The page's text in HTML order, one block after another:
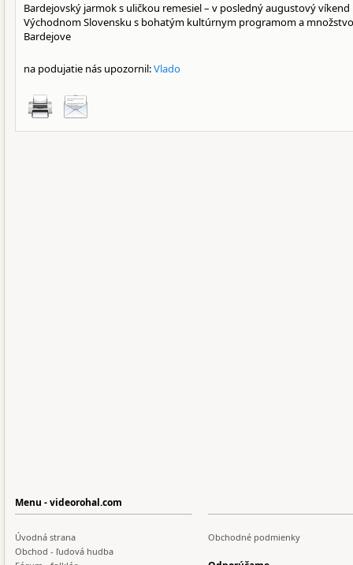
Bardejovský jarmok s uličkou remesiel – v posledný augustový
Východnom Slovensku s bohatým kultúrnym programom a
Bardejove
na podujatie nás upozornil:Vlado
Menu - videorohal.com
Úvodná strana
Obchod - ľudová hudba
Obchodné podmienky